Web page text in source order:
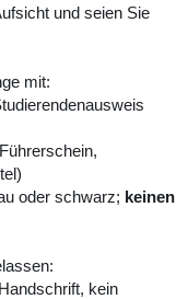
und seien Sie
mit:
oder schwarz; keinen
kein